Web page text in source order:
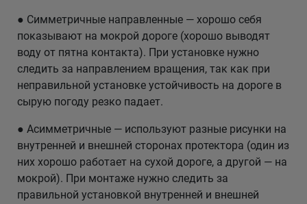
● Симметричные направленные — хорошо себя
показывают на мокрой дороге (хорошо выводят
воду от пятна контакта). При установке нужно
следить за направлением вращения, так как при
неправильной установке устойчивость на дороге в
сырую погоду резко падает.
● Асимметричные — используют разные рисунки на
внутренней и внешней сторонах протектора (один из
них хорошо работает на сухой дороге, а другой — на
мокрой). При монтаже нужно следить за
правильной установкой внутренней и внешней